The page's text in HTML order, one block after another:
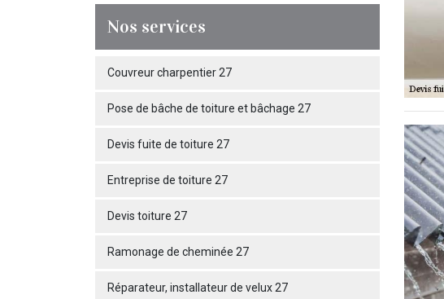
Nos services
Couvreur charpentier 27
Pose de bâche de toiture et bâchage 27
Devis fuite de toiture 27
Entreprise de toiture 27
Devis toiture 27
Ramonage de cheminée 27
Réparateur, installateur de velux 27